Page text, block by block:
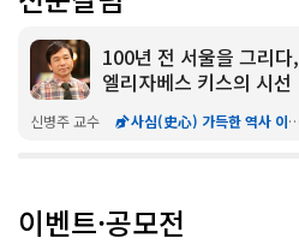
100년 전 서울을 그리다,
엘리자베스 키스의 시선
신병주 교수 사심(史心) 가득한 역사 이야기
이벤트·공모전